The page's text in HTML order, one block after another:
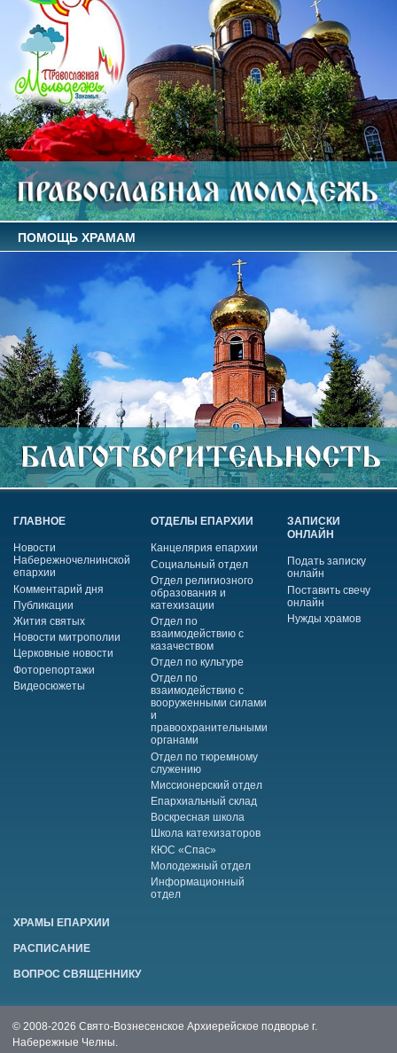
ПОМОЩЬ ХРАМАМ
ГЛАВНОЕ
Новости
Набережночелнинской
епархии
Комментарий дня
Публикации
Жития святых
Новости митрополии
Церковные новости
Фоторепортажи
Видеосюжеты
ОТДЕЛЫ ЕПАРХИИ
Канцелярия епархии
Социальный отдел
Отдел религиозного
образования и
катехизации
Отдел по
взаимодействию с
казачеством
Отдел по культуре
Отдел по
взаимодействию с
вооруженными силами
и
правоохранительными
органами
Отдел по тюремному
служению
Миссионерский отдел
Епархиальный склад
Воскресная школа
Школа катехизаторов
КЮС «Спас»
Молодежный отдел
Информационный
отдел
ЗАПИСКИ
ОНЛАЙН
Подать записку
онлайн
Поставить свечу
онлайн
Нужды храмов
ХРАМЫ ЕПАРХИИ
РАСПИСАНИЕ
ВОПРОС СВЯЩЕННИКУ
© 2008-2026 Свято-Вознесенское Архиерейское подворье г.
Набережные Челны.